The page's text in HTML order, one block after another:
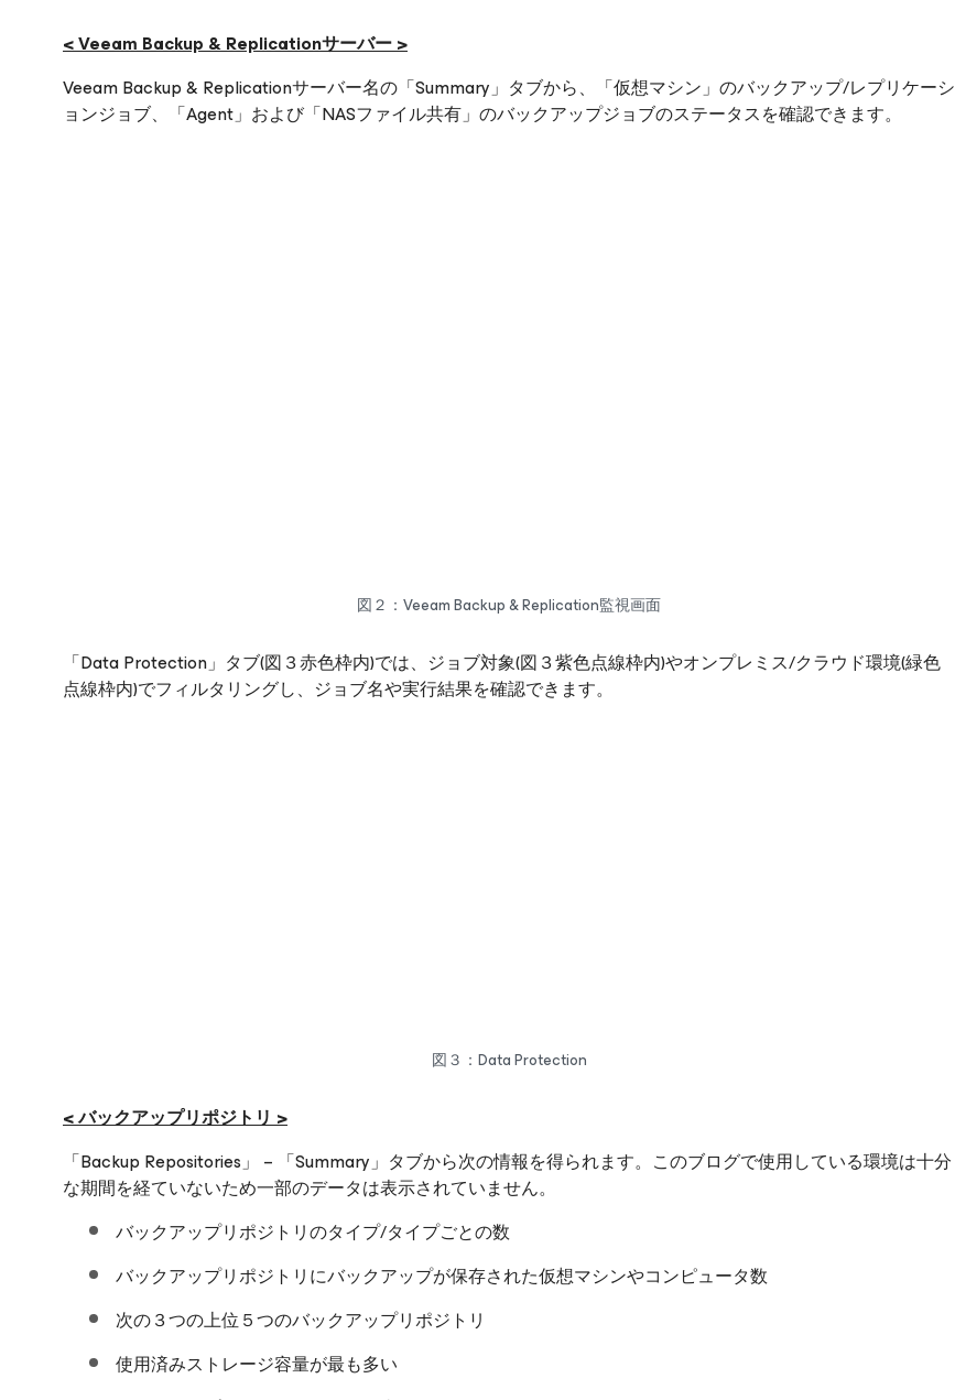
< Veeam Backup & Replicationサーバー >
Veeam Backup & Replicationサーバー名の「Summary」タブから、「仮想マシン」のバックアップ/レプリケーシ
ョンジョブ、「Agent」および「NASファイル共有」のバックアップジョブのステータスを確認できます。
図２：Veeam Backup & Replication監視画面
「Data Protection」タブ(図３赤色枠内)では、ジョブ対象(図３紫色点線枠内)やオンプレミス/クラウド環境(緑色
点線枠内)でフィルタリングし、ジョブ名や実行結果を確認できます。
図３：Data Protection
< バックアップリポジトリ >
「Backup Repositories」 – 「Summary」タブから次の情報を得られます。このブログで使用している環境は十分
な期間を経ていないため一部のデータは表示されていません。
バックアップリポジトリのタイプ/タイプごとの数
バックアップリポジトリにバックアップが保存された仮想マシンやコンピュータ数
次の３つの上位５つのバックアップリポジトリ
使用済みストレージ容量が最も多い